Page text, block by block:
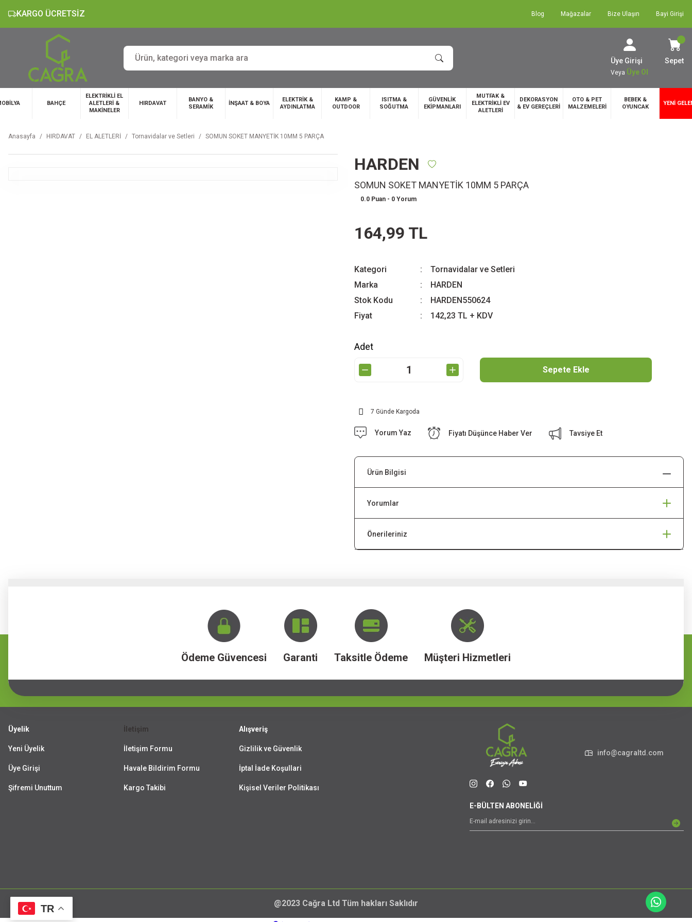
KARGO ÜCRETSİZ Blog Mağazalar Bize Ulaşın Bayi Girişi
Üye Girişi
Veya Üye Ol
Sepet
BAHÇE
ELEKTRİKLİ EL
ALETLERİ &
MAKİNELER
HIRDAVAT
BANYO &
SERAMİK
İNŞAAT & BOYA
ELEKTRİK &
AYDINLATMA
KAMP &
OUTDOOR
ISITMA &
SOĞUTMA
GÜVENLİK
EKİPMANLARI
MUTFAK &
ELEKTRİKLİ EV
ALETLERİ
DEKORASYON
& EV GEREÇLERİ
OTO & PET
MALZEMELERİ
BEBEK &
OYUNCAK
YENİ
Anasayfa HIRDAVAT EL ALETLERİ Tornavidalar ve Setleri SOMUN SOKET MANYETİK 10MM 5 PARÇA
HARDEN
SOMUN SOKET MANYETİK 10MM 5 PARÇA
0.0 Puan - 0 Yorum
164,99 TL
Kategori
Tornavidalar ve Setleri
Marka
HARDEN
Stok Kodu
HARDEN550624
Fiyat
142,23 TL + KDV
Adet
Sepete Ekle
7 Günde Kargoda
Yorum Yaz Fiyatı Düşünce Haber Ver Tavsiye Et
Ürün Bilgisi
Yorumlar
Önerileriniz
Ödeme Güvencesi Garanti Taksitle Ödeme Müşteri Hizmetleri
Üyelik
Yeni Üyelik
Üye Girişi
Şifremi Unuttum
İletişim
İletişim Formu
Havale Bildirim Formu
Kargo Takibi
Alışveriş
Gizlilik ve Güvenlik
İptal İade Koşullari
Kişisel Veriler Politikası
TR
info@cagraltd.com
E-BÜLTEN ABONELİĞİ
@2023 Cağra Ltd Tüm hakları Saklıdır